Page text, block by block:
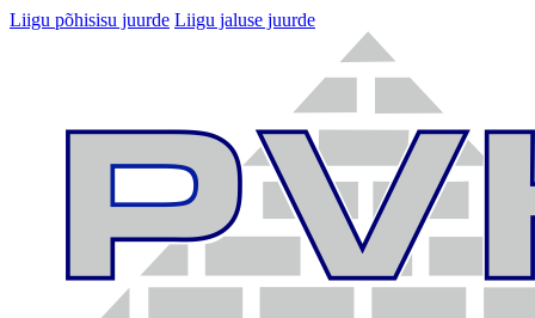
Liigu põhisisu juurde Liigu jaluse juurde